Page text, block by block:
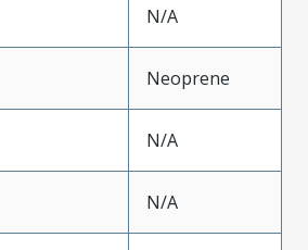
N/A
Neoprene
N/A
N/A